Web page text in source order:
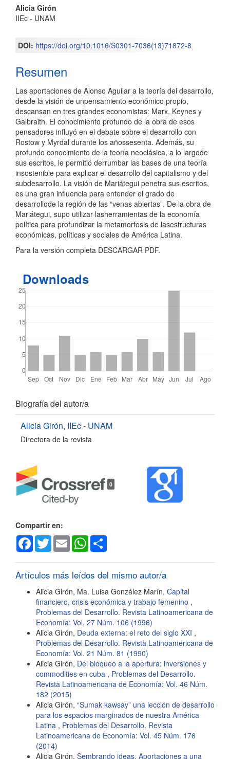
Contenido
del
artículo
Alicia Girón
IIEc - UNAM
DOI: https://doi.org/10.1016/S0301-7036(13)71872-8
Resumen
Las aportaciones de Alonso Aguilar a la teoría del desarrollo,
desde la visión de unpensamiento económico propio,
descansan en tres grandes economistas: Marx, Keynes y
Galbraith. El conocimiento profundo de la obra de esos
pensadores influyó en el debate sobre el desarrollo con
Rostow y Myrdal durante los añossesenta. Además, su
profundo conocimiento de la teoría neoclásica, a lo largode
sus escritos, le permitió derrumbar las bases de una teoría
insostenible para explicar el desarrollo del capitalismo y del
subdesarrollo. La visión de Mariátegui penetra sus escritos,
es una gran influencia para entender el grado de
desarrollode la región de las “venas abiertas”. De la obra de
Mariátegui, supo utilizar lasherramientas de la economía
política para profundizar la metamorfosis de lasestructuras
económicas, políticas y sociales de América Latina.
Para la versión completa DESCARGAR PDF.
Downloads
Detalles
del
artículo
Biografía del autor/a
Alicia Girón, IIEc - UNAM
Directora de la revista
0
Compartir en:
Facebook
TwitterEmail WhatsApp
Artículos más leídos del mismo autor/a
Alicia Girón, Ma. Luisa González Marín, Capital
financiero, crisis económica y trabajo femenino ,
Problemas del Desarrollo. Revista Latinoamericana de
Economía: Vol. 27 Núm. 106 (1996)
Alicia Girón, Deuda externa: el reto del siglo XXI ,
Problemas del Desarrollo. Revista Latinoamericana de
Economía: Vol. 21 Núm. 81 (1990)
Alicia Girón, Del bloqueo a la apertura: inversiones y
commodities en cuba , Problemas del Desarrollo.
Revista Latinoamericana de Economía: Vol. 46 Núm.
182 (2015)
Alicia Girón, “Sumak kawsay” una lección de desarrollo
para los espacios marginados de nuestra América
Latina , Problemas del Desarrollo. Revista
Latinoamericana de Economía: Vol. 45 Núm. 176
(2014)
Alicia Girón, Sembrando ideas. Aportaciones a una